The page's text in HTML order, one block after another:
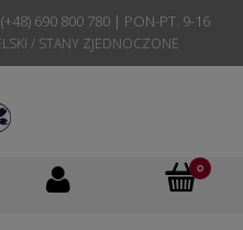
(+48) 690 800 780 | PON-PT. 9-16